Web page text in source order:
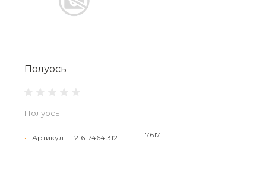
Полуось
Полуось
• Артикул — 216-7464 312- 7617